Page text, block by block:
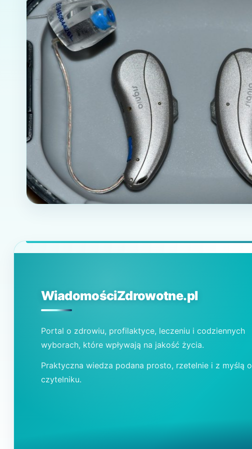
WiadomościZdrowotne.pl
Portal o zdrowiu, profilaktyce, leczeniu i codziennych
wyborach, które wpływają na jakość życia.
Praktyczna wiedza podana prosto, rzetelnie i z myślą o
czytelniku.